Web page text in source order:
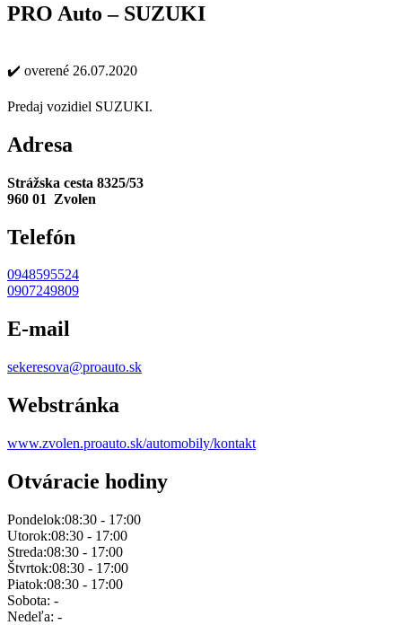
PRO Auto – SUZUKI
✔️ overené 26.07.2020
Predaj vozidiel SUZUKI.
Adresa
Strážska cesta 8325/53
960 01 Zvolen
Telefón
0948595524
0907249809
E-mail
sekeresova@proauto.sk
Webstránka
www.zvolen.proauto.sk/automobily/kontakt
Otváracie hodiny
Pondelok:08:30 - 17:00
Utorok:08:30 - 17:00
Streda:08:30 - 17:00
Štvrtok:08:30 - 17:00
Piatok:08:30 - 17:00
Sobota: -
Nedeľa: -